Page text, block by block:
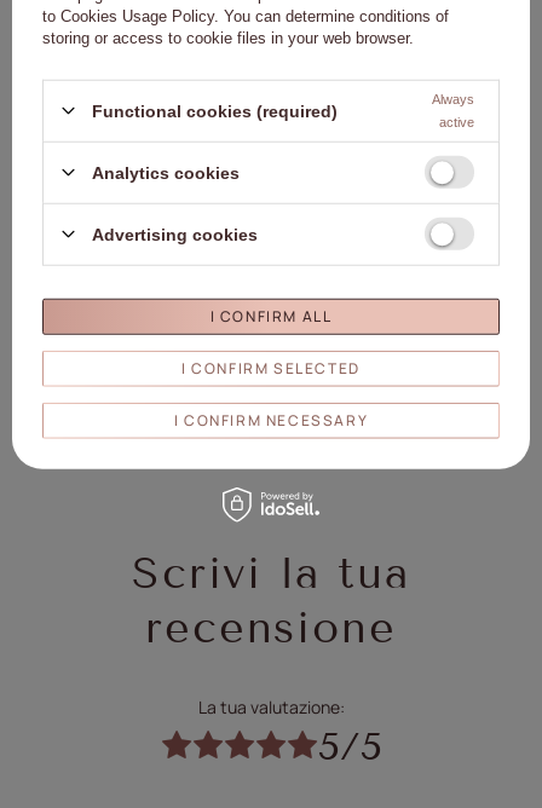
Dettagli
Marchio
Di più
5903990556036
Marchio
Molly Lac♥
Persona
responsabile/produttore
Molly Lac Michał Szewczyk
ul. Piotrkowska 270 90-361
Łódź, Polonia
www.mollylac.com
Scrivi la tua
recensione
La tua valutazione:
5/5
to Cookies Usage Policy. You can determine conditions of
storing or access to cookie files in your web browser.
Functional cookies (required)
Always
active
Analytics cookies
Advertising cookies
I CONFIRM SELECTED
I CONFIRM NECESSARY
I CONFIRM ALL